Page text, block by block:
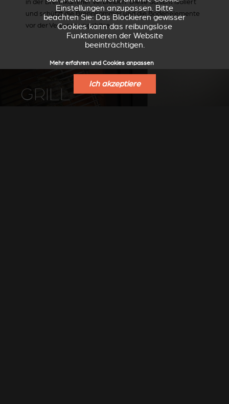
und schützt die Brennkammer und die Bodenelemente
vor der Verbrennungshitze.
GRILL
Einstellungen anzupassen. Bitte
beachten Sie: Das Blockieren gewisser
Cookies kann das reibungslose
Funktionieren der Website
beeinträchtigen.
Mehr erfahren und Cookies anpassen
Ich akzeptiere